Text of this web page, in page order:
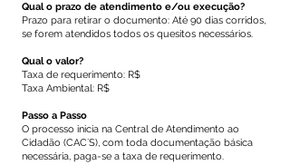
Qual o prazo de atendimento e/ou execução?
Prazo para retirar o documento: Até 90 dias corridos,
se forem atendidos todos os quesitos necessários.
Qual o valor?
Taxa de requerimento: R$
Taxa Ambiental: R$
Passo a Passo
O processo inicia na Central de Atendimento ao
Cidadão (CAC´S), com toda documentação básica
necessária, paga-se a taxa de requerimento.